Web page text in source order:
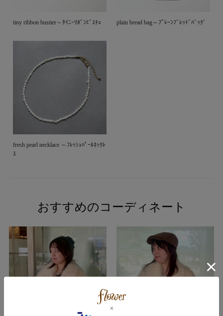
tiny ribbon bustier～ﾀｲﾆｰﾘﾎﾞﾝﾋﾞｽﾁｪ plain bread bag～ﾌﾟﾚｰﾝﾌﾞﾚｯﾄﾞﾊﾞｯｸﾞ
fresh pearl necklace ～ﾌﾚｯｼｭﾊﾟｰﾙﾈｯｸﾚ
ｽ
おすすめのコーディネート